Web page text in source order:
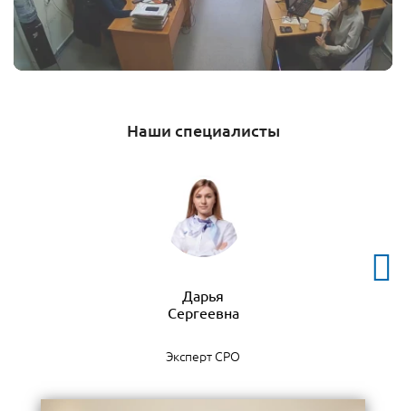
Наши специалисты
Дарья
Сергеевна
Эксперт СРО